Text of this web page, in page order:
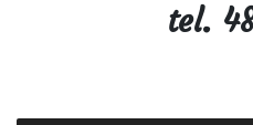
tel.